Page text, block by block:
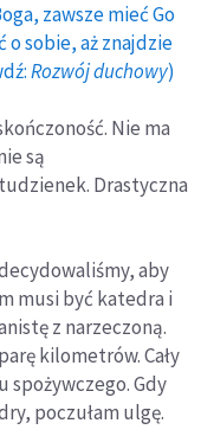
zawsze mieć Go
sobie, aż znajdzie
Rozwój duchowy)
Nie ma
są
Drastyczna
aby
musi być katedra i
z narzeczoną.
kilometrów. Cały
spożywczego. Gdy
poczułam ulgę.